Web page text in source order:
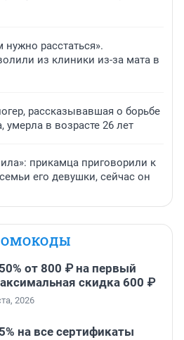
расстаться».
из клиники из-за мата в
рассказывавшая о борьбе
в возрасте 26 лет
прикамца приговорили к
его девушки, сейчас он
от 800 ₽ на первый
скидка 600 ₽
2026
на все сертификаты